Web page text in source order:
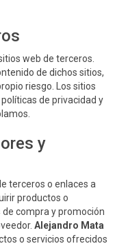
web de terceros.
de dichos sitios,
riesgo. Los sitios
de privacidad y
y
terceros o enlaces a
productos o
compra y promoción
Alejandro Mata
o servicios ofrecidos